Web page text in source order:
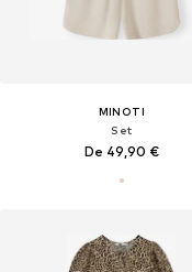
MINOTI
Set
De 49,90 €